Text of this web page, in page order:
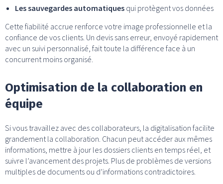
Les sauvegardes automatiques qui protègent vos données
Cette fiabilité accrue renforce votre image professionnelle et la
confiance de vos clients. Un devis sans erreur, envoyé rapidement
avec un suivi personnalisé, fait toute la différence face à un
concurrent moins organisé.
Optimisation de la collaboration en
équipe
Si vous travaillez avec des collaborateurs, la digitalisation facilite
grandement la collaboration. Chacun peut accéder aux mêmes
informations, mettre à jour les dossiers clients en temps réel, et
suivre l’avancement des projets. Plus de problèmes de versions
multiples de documents ou d’informations contradictoires.